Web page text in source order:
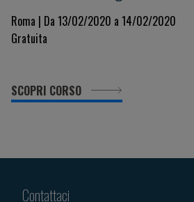
Roma | Da 13/02/2020 a 14/02/2020
Gratuita
SCOPRI CORSO
Contattaci